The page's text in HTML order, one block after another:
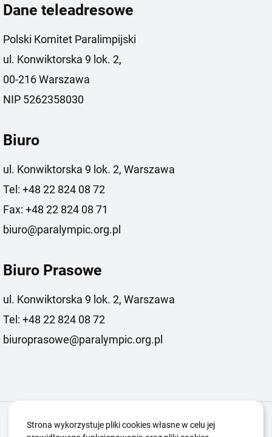
Dane teleadresowe
Polski Komitet Paralimpijski
ul. Konwiktorska 9 lok. 2,
00-216 Warszawa
NIP 5262358030
Biuro
ul. Konwiktorska 9 lok. 2, Warszawa
Tel: +48 22 824 08 72
Fax: +48 22 824 08 71
biuro@paralympic.org.pl
Biuro Prasowe
ul. Konwiktorska 9 lok. 2, Warszawa
Tel: +48 22 824 08 72
biuroprasowe@paralympic.org.pl
Igrzyska Paralimpijskie O nas
Strona wykorzystuje pliki cookies własne w celu jej